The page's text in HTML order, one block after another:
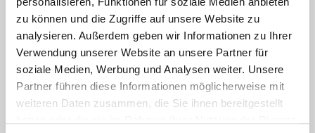
zu können und die Zugriffe auf unsere Website zu
analysieren. Außerdem geben wir Informationen zu Ihrer
Verwendung unserer Website an unsere Partner für
soziale Medien, Werbung und Analysen weiter. Unsere
Partner führen diese Informationen möglicherweise mit
weiteren Daten zusammen, die Sie ihnen bereitgestellt
Social Media
Facebook
Instagram